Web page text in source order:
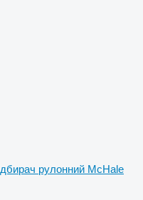
рулонний McHale